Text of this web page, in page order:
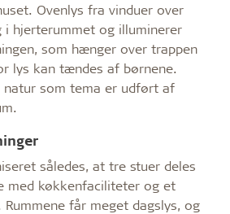
Ovenlys fra vinduer over
i hjerterummet og illuminerer
som hænger over trappen
lys kan tændes af børnene.
natur som tema er udført af
således, at tre stuer deles
med køkkenfaciliteter og et
får meget dagslys, og